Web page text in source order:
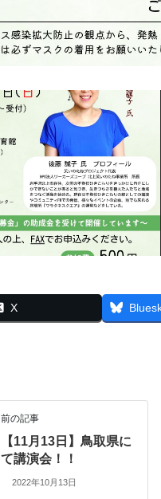
X
前の記事
【11月13日】鳥取県に
て講演会！！
2022年10月13日